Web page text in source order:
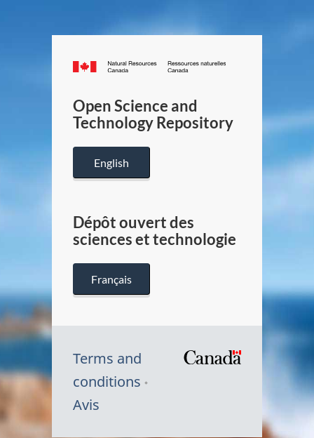
Canada.ca
/
Canada
Open Science and
Technology Repository
English
Dépôt ouvert des
sciences et technologie
Français
Terms and
conditions
Avis
Symbole